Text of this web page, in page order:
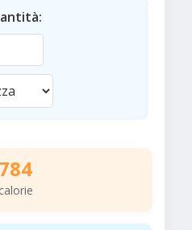
784
calorie